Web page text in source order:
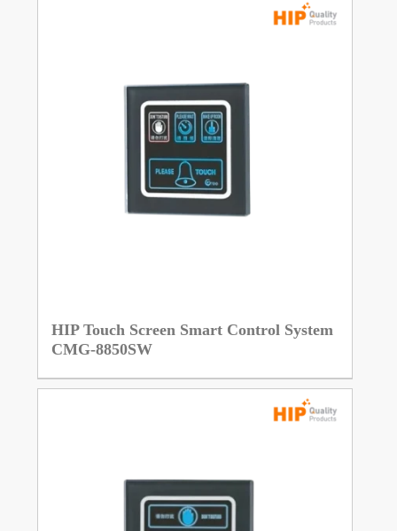
HIP Touch Screen Smart Control System
CMG-8850SW